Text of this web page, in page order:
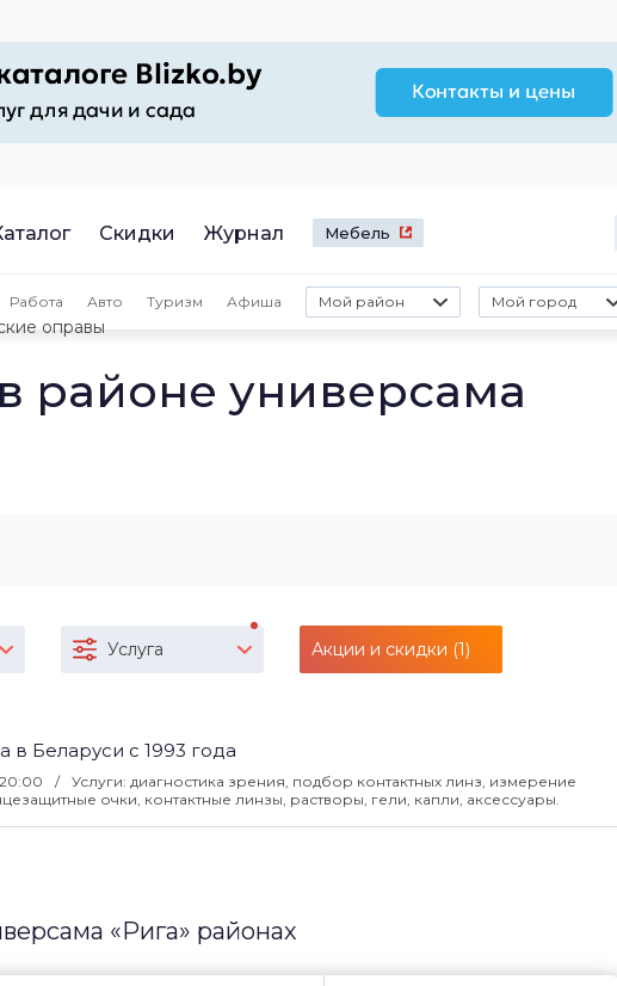
Скидки Журнал Мебель
Работа Авто Туризм Афиша Мой район Мой город
оправы
районе универсама
Услуга Акции и скидки (1)
в Беларуси с 1993 года
Услуги: диагностика зрения, подбор контактных линз, измерение
очки, контактные линзы, растворы, гели, капли, аксессуары.
«Рига» районах